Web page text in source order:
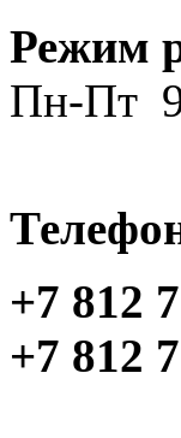
Режим
Пн-Пт
+7 812
+7 812